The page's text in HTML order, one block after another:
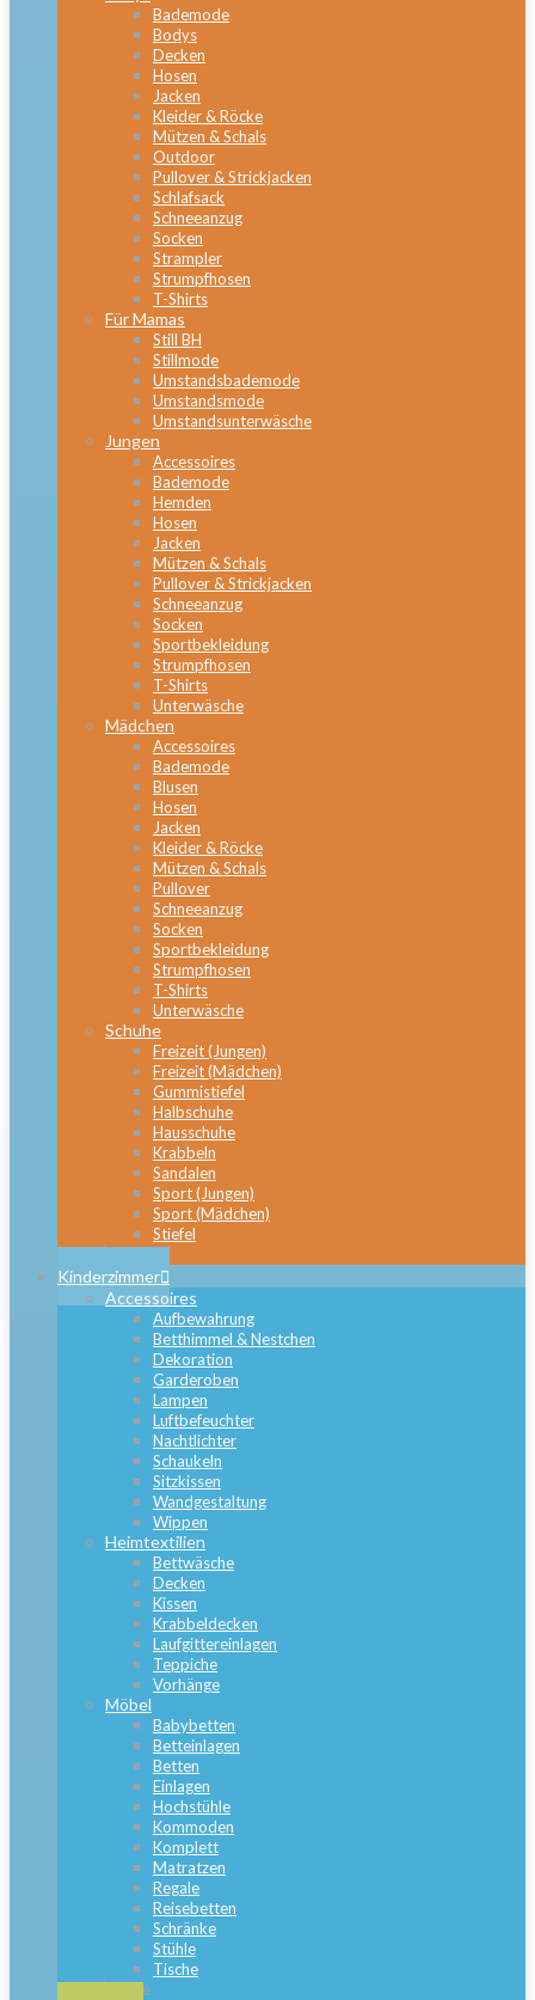
Bademode
Bodys
Decken
Hosen
Jacken
Kleider & Röcke
Mützen & Schals
Outdoor
Pullover & Strickjacken
Schlafsack
Schneeanzug
Socken
Strampler
Strumpfhosen
T-Shirts
Für Mamas
Still BH
Stillmode
Umstandsbademode
Umstandsmode
Umstandsunterwäsche
Jungen
Accessoires
Bademode
Hemden
Hosen
Jacken
Mützen & Schals
Pullover & Strickjacken
Schneeanzug
Socken
Sportbekleidung
Strumpfhosen
T-Shirts
Unterwäsche
Mädchen
Accessoires
Bademode
Blusen
Hosen
Jacken
Kleider & Röcke
Mützen & Schals
Pullover
Schneeanzug
Socken
Sportbekleidung
Strumpfhosen
T-Shirts
Unterwäsche
Schuhe
Freizeit (Jungen)
Freizeit (Mädchen)
Gummistiefel
Halbschuhe
Hausschuhe
Krabbeln
Sandalen
Sport (Jungen)
Sport (Mädchen)
Stiefel
Close
Kinderzimmer
Accessoires
Aufbewahrung
Betthimmel & Nestchen
Dekoration
Garderoben
Lampen
Luftbefeuchter
Nachtlichter
Schaukeln
Sitzkissen
Wandgestaltung
Wippen
Heimtextilien
Bettwäsche
Decken
Kissen
Krabbeldecken
Laufgittereinlagen
Teppiche
Vorhänge
Möbel
Babybetten
Betteinlagen
Betten
Einlagen
Hochstühle
Kommoden
Komplett
Matratzen
Regale
Reisebetten
Schränke
Stühle
Tische
Close